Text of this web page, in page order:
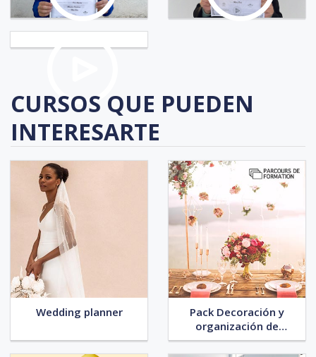
CURSOS QUE PUEDEN
INTERESARTE
Wedding planner
Pack Decoración y
organización de
eventos